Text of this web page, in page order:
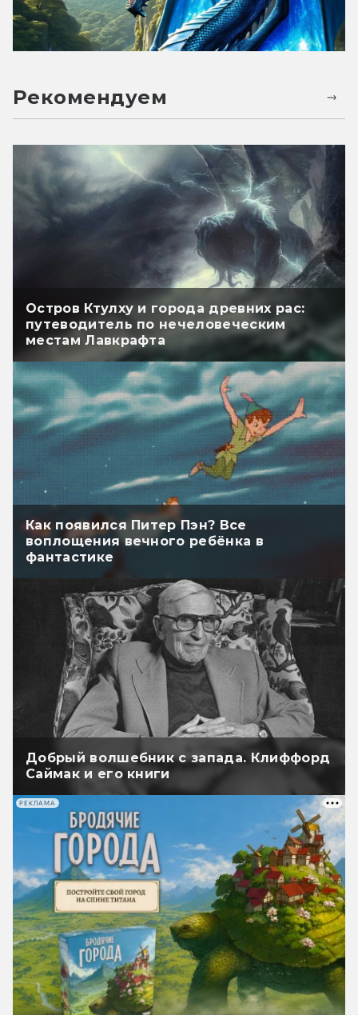
Рекомендуем
Остров Ктулху и города древних рас:
путеводитель по нечеловеческим
местам Лавкрафта
Как появился Питер Пэн? Все
воплощения вечного ребёнка в
фантастике
Добрый волшебник с запада. Клиффорд
Саймак и его книги
РЕКЛАМА